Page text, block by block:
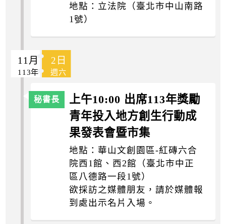
地點：立法院（臺北市中山南路
1號）
11月 2日
113年 週六
上午10:00 出席113年獎勵
青年投入地方創生行動成
果發表會暨市集
地點：華山文創園區-紅磚六合
院西1館、西2館（臺北市中正
區八德路一段1號）
欲採訪之媒體朋友，請於媒體報
到處出示名片入場。